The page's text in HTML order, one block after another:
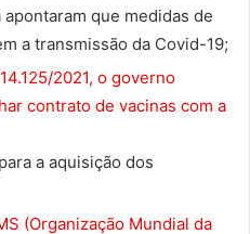
que medidas de
a transmissão da Covid-19;
2021, o governo
contrato de vacinas com a
a aquisição dos
(Organização Mundial da